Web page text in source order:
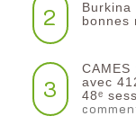
2
bonnes
3
avec
48ᵉ